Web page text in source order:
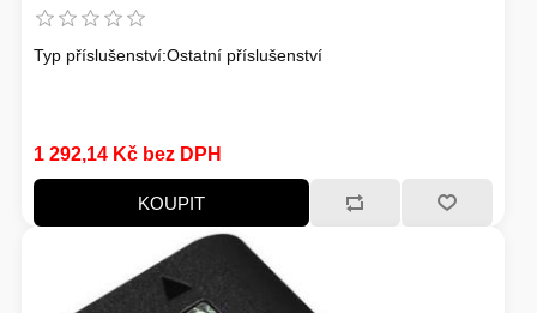
Typ příslušenství:Ostatní příslušenství
1 292,14 Kč bez DPH
KOUPIT